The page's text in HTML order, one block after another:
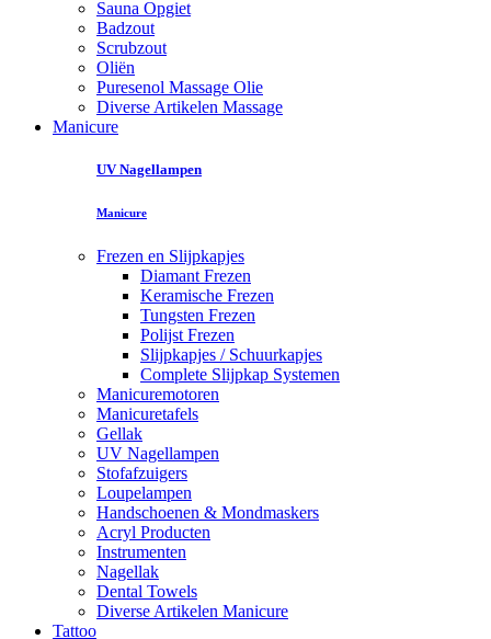
Sauna Opgiet
Badzout
Scrubzout
Oliën
Puresenol Massage Olie
Diverse Artikelen Massage
Manicure
UV Nagellampen
Manicure
Frezen en Slijpkapjes
Diamant Frezen
Keramische Frezen
Tungsten Frezen
Polijst Frezen
Slijpkapjes / Schuurkapjes
Complete Slijpkap Systemen
Manicuremotoren
Manicuretafels
Gellak
UV Nagellampen
Stofafzuigers
Loupelampen
Handschoenen & Mondmaskers
Acryl Producten
Instrumenten
Nagellak
Dental Towels
Diverse Artikelen Manicure
Tattoo